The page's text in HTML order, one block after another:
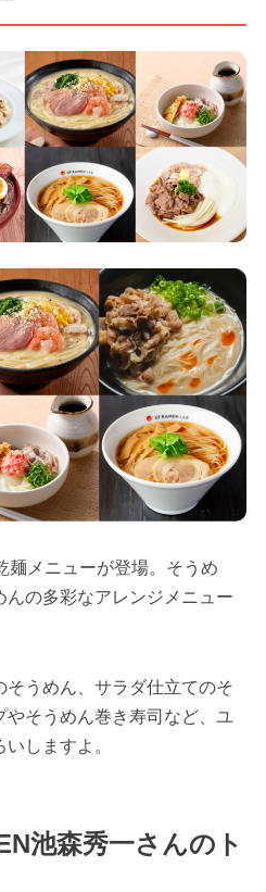
麺メニューが登場。そうめ
んの多彩なアレンジメニュー
うめん、サラダ仕立てのそ
やそうめん巻き寿司など、ユ
しますよ。
池森秀一さんのト